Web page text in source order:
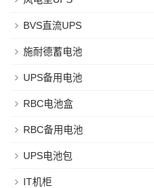
BVS直流UPS
施耐德蓄电池
UPS备用电池
RBC电池盒
RBC备用电池
UPS电池包
IT机柜